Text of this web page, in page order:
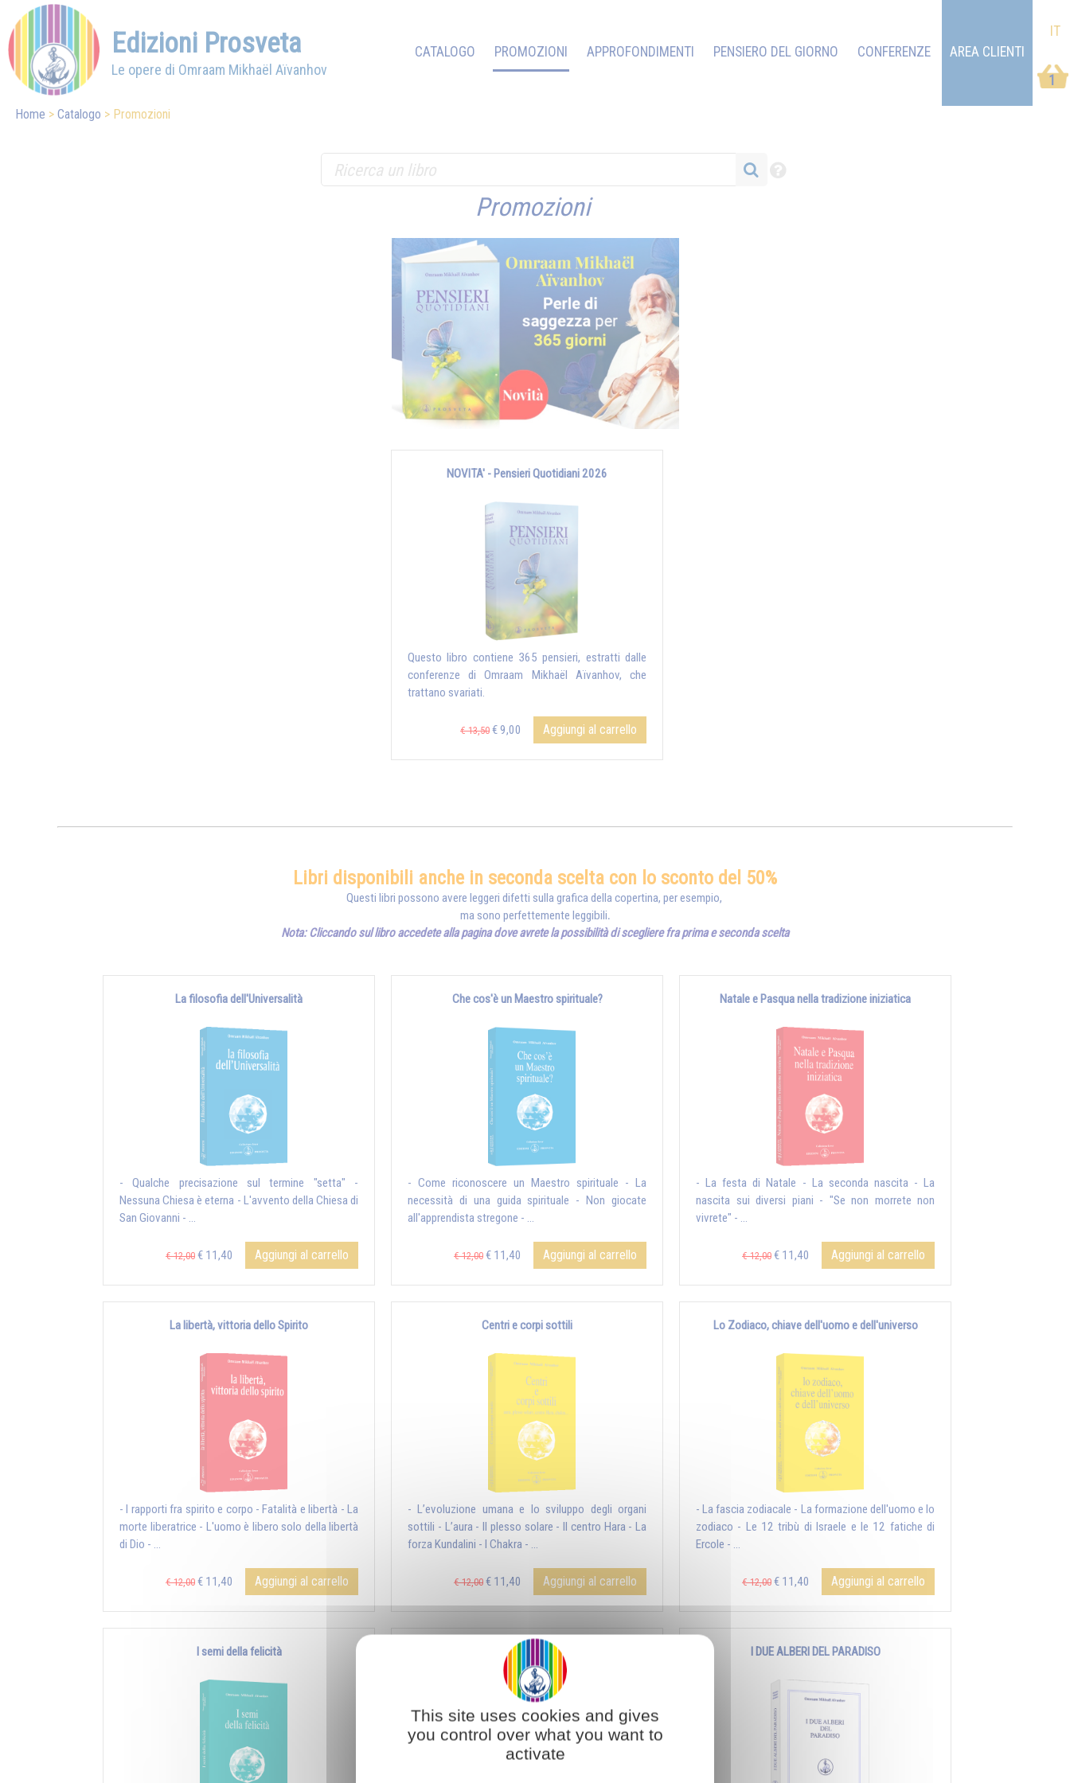
Edizioni Prosveta
Le opere di Omraam Mikhaël Aïvanhov
CATALOGO PROMOZIONI APPROFONDIMENTI PENSIERO DEL GIORNO
CONFERENZE
1
AREA CLIENTI
IT
Home Catalogo Promozioni
Promozioni
NOVITA' - Pensieri Quotidiani 2026
Questo libro contiene 365 pensieri, estratti dalle
conferenze di Omraam Mikhaël Aïvanhov, che
trattano svariati.
€ 13,50 € 9,00 Aggiungi al carrello
Libri disponibili anche in seconda scelta con lo sconto del 50%
Questi libri possono avere leggeri difetti sulla grafica della copertina, per esempio,
ma sono perfettemente leggibili.
Nota: Cliccando sul libro accedete alla pagina dove avrete la possibilità di scegliere fra prima e seconda scelta
La filosofia dell'Universalità
- Qualche precisazione sul termine "setta" -
Nessuna Chiesa è eterna - L'avvento della Chiesa di
San Giovanni - ...
€ 12,00 € 11,40 Aggiungi al carrello
Che cos'è un Maestro spirituale?
- Come riconoscere un Maestro spirituale - La
necessità di una guida spirituale - Non giocate
all'apprendista stregone - ...
€ 12,00 € 11,40 Aggiungi al carrello
Natale e Pasqua nella tradizione iniziatica
- La festa di Natale - La seconda nascita - La
nascita sui diversi piani - "Se non morrete non
vivrete" - ...
€ 12,00 € 11,40 Aggiungi al carrello
La libertà, vittoria dello Spirito
- I rapporti fra spirito e corpo - Fatalità e libertà - La
morte liberatrice - L'uomo è libero solo della libertà
di Dio - ...
€ 12,00 € 11,40 Aggiungi al carrello
Centri e corpi sottili
- L’evoluzione umana e lo sviluppo degli organi
sottili - L’aura - Il plesso solare - Il centro Hara - La
forza Kundalini - I Chakra - ...
€ 12,00 € 11,40 Aggiungi al carrello
Lo Zodiaco, chiave dell'uomo e dell'universo
- La fascia zodiacale - La formazione dell'uomo e lo
zodiaco - Le 12 tribù di Israele e le 12 fatiche di
Ercole - ...
€ 12,00 € 11,40 Aggiungi al carrello
I semi della felicità La Bilancia cosmica I DUE ALBERI DEL PARADISO
This site uses cookies and gives
you control over what you want to
activate